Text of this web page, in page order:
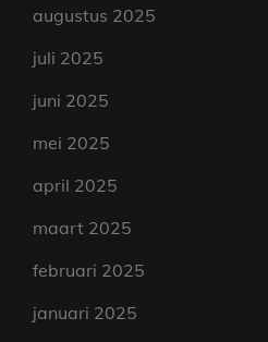
augustus 2025
juli 2025
juni 2025
mei 2025
april 2025
maart 2025
februari 2025
januari 2025